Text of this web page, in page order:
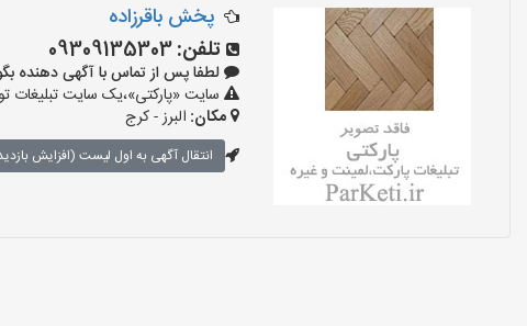
پخش باقرزاده
تلفن:09309135303
لطفا پس از تماس با آگهی دهنده بگویید:
سایت «پارکتی»،یک سایت تبلیغات
مکان: البرز - کرج
انتقال آگهی به اول لیست (افزایش